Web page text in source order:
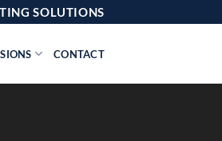
SOLUTIONS
CONTACT